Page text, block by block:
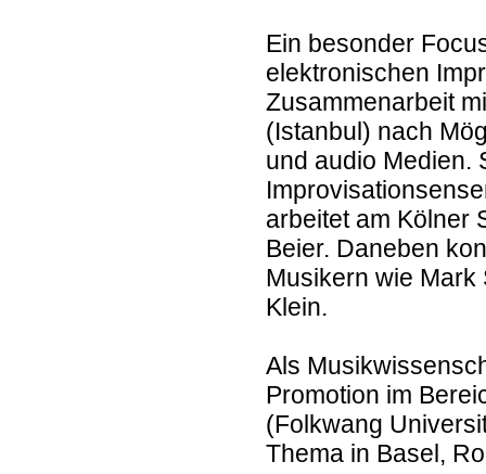
Ein besonder
elektronischen
Zusammenarbeit
(Istanbul) nach
und audio Medien.
arbeitet am Kölner
Beier. Daneben
Musikern wie Mark
Klein.
Als
Promotion im
(Folkwang
Thema in Basel,